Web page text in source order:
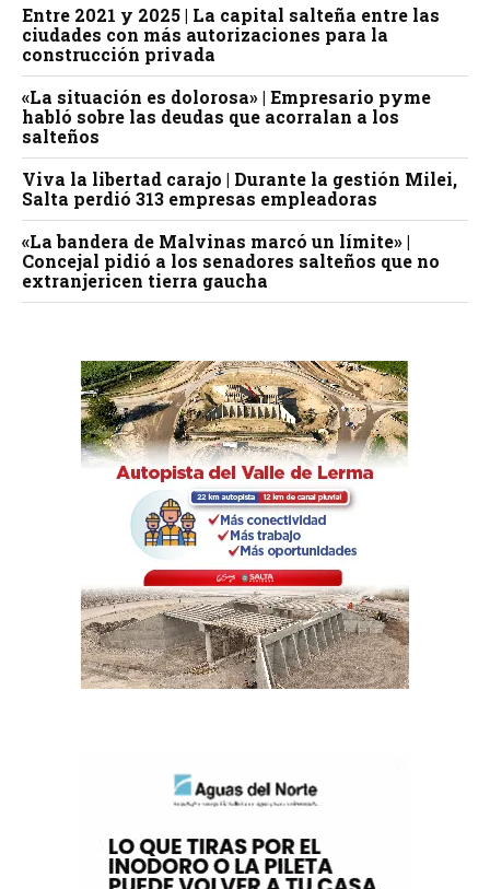
Entre 2021 y 2025 | La capital salteña entre las
ciudades con más autorizaciones para la
construcción privada
«La situación es dolorosa» | Empresario pyme
habló sobre las deudas que acorralan a los
salteños
Viva la libertad carajo | Durante la gestión Milei,
Salta perdió 313 empresas empleadoras
«La bandera de Malvinas marcó un límite» |
Concejal pidió a los senadores salteños que no
extranjericen tierra gaucha